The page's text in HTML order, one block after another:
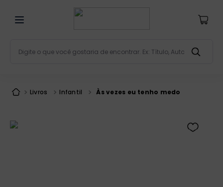
Livros Infantil Às vezes eu tenho medo